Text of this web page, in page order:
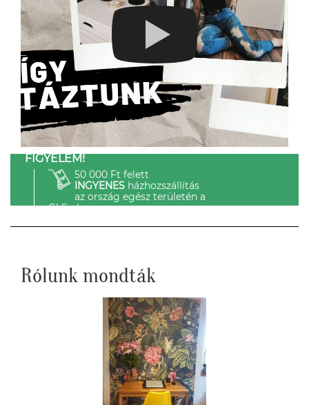
FIGYELEM!
50 000 Ft felett
INGYENESházhozszállítás
az ország egész területén a
GLS-el.
Rólunk mondták